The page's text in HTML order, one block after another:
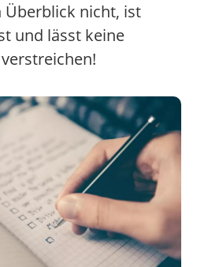
nicht, ist
und lässt keine